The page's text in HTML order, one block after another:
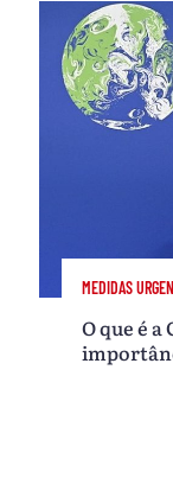
MEDIDAS
O que é a